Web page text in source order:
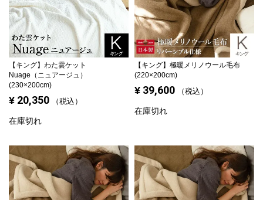
海外ブランド
サータ テンピュール
シーリー
マットレス一覧を見る
ご利用ガイド 会社概要
特定商取引法に基づく表記 プライバシーポリシー
【キング】 わた雲ケット
Nuage（ニュアージュ）
(230×200cm)
¥ 20,350 税込
在庫切れ
【キング】 極暖メリノウール毛布
(220×200cm)
¥ 39,600 税込
在庫切れ